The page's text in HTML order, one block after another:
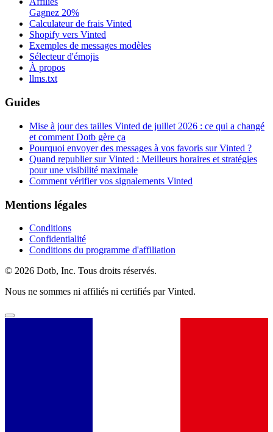
Gagnez 20%
Calculateur de frais Vinted
Shopify vers Vinted
Exemples de messages modèles
Sélecteur d'émojis
À propos
llms.txt
Guides
Mise à jour des tailles Vinted de juillet 2026 : ce qui a changé
et comment Dotb gère ça
Pourquoi envoyer des messages à vos favoris sur Vinted ?
Quand republier sur Vinted : Meilleurs horaires et stratégies
pour une visibilité maximale
Comment vérifier vos signalements Vinted
Mentions légales
Conditions
Confidentialité
Conditions du programme d'affiliation
© 2026 Dotb, Inc. Tous droits réservés.
Nous ne sommes ni affiliés ni certifiés par Vinted.